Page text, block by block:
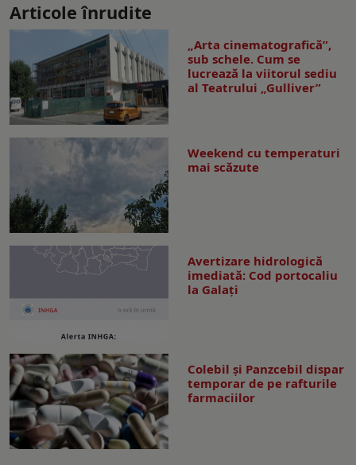
Articole înrudite
„Arta cinematografică”,
sub schele. Cum se
lucrează la viitorul sediu
al Teatrului „Gulliver”
Weekend cu temperaturi
mai scăzute
Avertizare hidrologică
imediată: Cod portocaliu
la Galaţi
Colebil și Panzcebil dispar
temporar de pe rafturile
farmaciilor